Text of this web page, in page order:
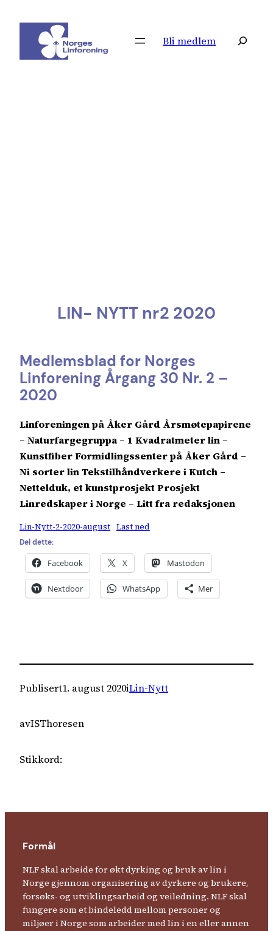
innhold
Bli medlem Søk
LIN- NYTT nr2 2020
Medlemsblad for Norges
Linforening Årgang 30 Nr. 2 –
2020
Linforeningen på Åker Gård Årsmøtepapirene
– Naturfargegruppa – 1 Kvadratmeter lin –
Kunstfiber Formidlingssenter på Åker Gård –
Ni sorter lin Tekstilhåndverkere i Kutch –
Nettelduk, et kunstprosjekt Prosjekt
Linredskaper i Norge – Litt fra redaksjonen
Lin-Nytt-2-2020-august Last ned
Del dette:
Facebook X Mastodon
Nextdoor WhatsApp Mer
Publisert1. august 2020iLin-Nytt
avISThoresen
Stikkord:
Formål
NLF skal arbeide for økt dyrking og bruk av lin i
Norge gjennom organisering av dyrkere og brukere,
forsøks- og utviklingsarbeid og veiledning. NLF skal
fungere som et bindeledd mellom personer og
miljøer i Norge som arbeider med lin i en eller annen